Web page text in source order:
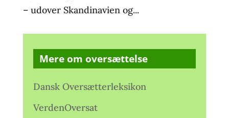
– udover Skandinavien og...
Mere om oversættelse
Dansk Oversætterleksikon
VerdenOversat